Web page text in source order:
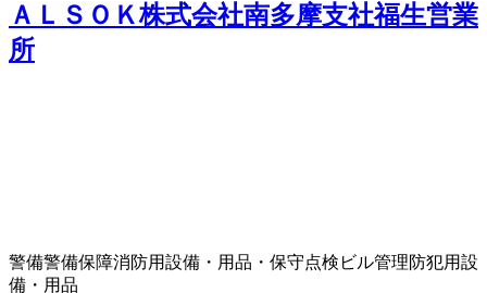
ＡＬＳＯＫ株式会社南多摩支社福生営業
所
警備警備保障消防用設備・用品・保守点検 ビル管理防犯用設
備・用品